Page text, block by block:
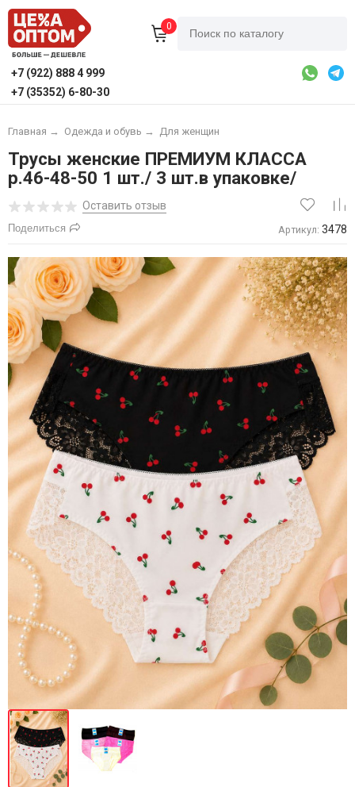
0
+7 (922) 888 4 999
+7 (35352) 6-80-30
Главная → Одежда и обувь → Для женщин
Трусы женские ПРЕМИУМ КЛАССА
р.46-48-50 1 шт./ 3 шт.в упаковке/
Оставить отзыв
Поделиться Артикул: 3478